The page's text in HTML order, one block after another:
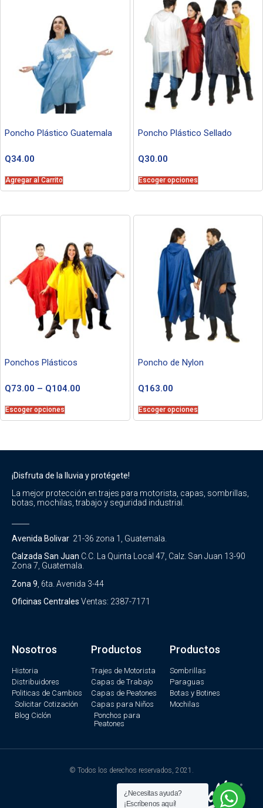
Poncho Plástico Guatemala
Q34.00
Agregar al Carrito
Poncho Plástico Sellado
Q30.00
Escoger opciones
Ponchos Plásticos
Q73.00 – Q104.00
Escoger opciones
Poncho de Nylon
Q163.00
Escoger opciones
¡Disfruta de la lluvia y protégete!
La mejor protección en trajes para motorista, capas, sombrillas,
botas, mochilas, trabajo y seguridad industrial.
Avenida Bolivar 21-36 zona 1, Guatemala.
Calzada San Juan C.C. La Quinta Local 47, Calz. San Juan 13-90
Zona 7, Guatemala.
Zona 9 , 6ta. Avenida 3-44
Oficinas Centrales Ventas: 2387-7171
Nosotros
Historia
Distribuidores
Politicas de Cambios
Solicitar Cotización
Blog Ciclón
Productos
Trajes de Motorista
Capas de Trabajo
Capas de Peatones
Capas para Niños
Ponchos para
Peatones
Productos
Sombrillas
Paraguas
Botas y Botines
Mochilas
© Todos los derechos reservados, 2021.
¿Necesitas ayuda?
¡Escríbenos aquí!